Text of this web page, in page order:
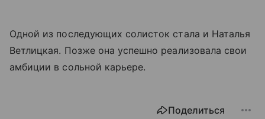
Одной из последующих солисток стала и Наталья
Ветлицкая. Позже она успешно реализовала свои
амбиции в сольной карьере.
Поделиться